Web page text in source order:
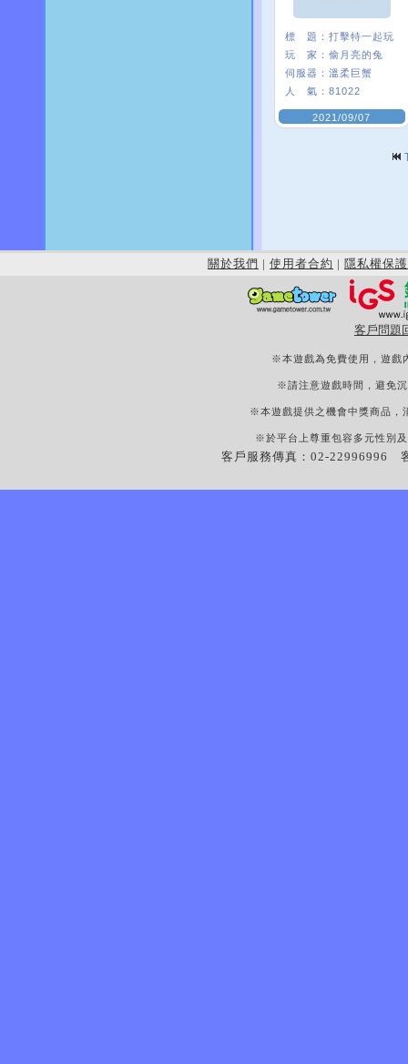
標 題： 打擊特一起玩
玩 家： 偷月亮的兔
伺服器： 溫柔巨蟹
人 氣： 81022
2021/09/07
關於我們 | 使用者合約 | 隱私權保護
客戶問題
※本遊戲為免費使用，遊戲
※請注意遊戲時間，避免
※本遊戲提供之機會中獎商品，
※於平台上尊重包容多元性別
客戶服務傳真：02-22996996